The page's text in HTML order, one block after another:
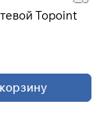
Topoint